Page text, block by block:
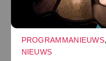
PROGRAMMANIEUWS,
NIEUWS